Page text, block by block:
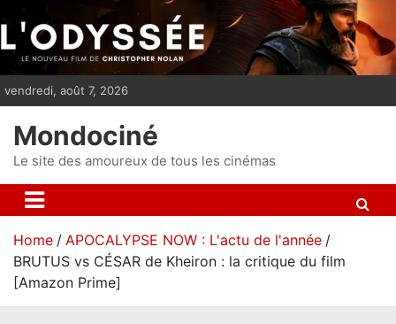
i
p
n
vendredi, août 7, 2026
Mondociné
Le site des amoureux de tous les cinémas
Home
APOCALYPSE NOW : L'actu de l'année
BRUTUS vs CÉSAR de Kheiron : la critique du film
[Amazon Prime]